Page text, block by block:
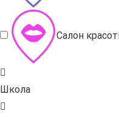
Салон
Школа